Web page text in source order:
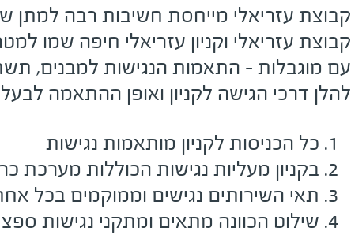
קבוצת עזריאלי מייחסת חשיבות רבה למתן
קבוצת עזריאלי וקניון עזריאלי חיפה שמו
עם מוגבלות - התאמות הנגישות למבנים,
להלן דרכי הגישה לקניון ואופן ההתאמה
כל הכניסות לקניון מותאמות נגישות
בקניון מעליות נגישות הכוללות מערכת
תאי השירותים נגישים וממוקמים בכל
שילוט הכוונה מתאים ומתקני נגישות